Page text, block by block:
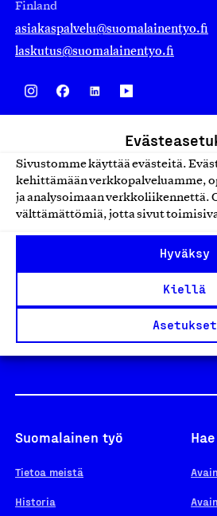
Sivustomme käyttää evästeitä.
kehittämään verkkopalveluamme,
ja analysoimaan verkkoliikennettä.
välttämättömiä, jotta sivut
Hyväksy
Kiellä
Asetukset
Finland
asiakaspalvelu@suomalainentyo.fi
laskutus@suomalainentyo.fi
Design From Finland
Yhteiskunnallinen Yritys -
Suomalainen työ
Tietoa meistä
Historia